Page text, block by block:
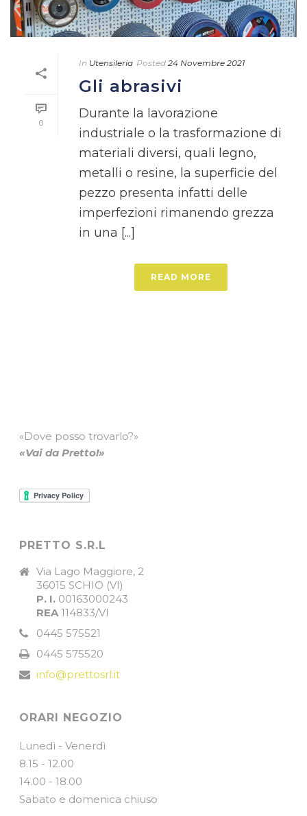
0
In Utensileria Posted 24 Novembre 2021
Gli abrasivi
Durante la lavorazione
industriale o la trasformazione di
materiali diversi, quali legno,
metalli o resine, la superficie del
pezzo presenta infatti delle
imperfezioni rimanendo grezza
in una [...]
READ MORE
«Dove posso trovarlo?»
«Vai da Pretto!»
PRETTO S.R.L
Via Lago Maggiore, 2
36015 SCHIO (VI)
P. I. 00163000243
REA114833/VI
0445 575521
0445 575520
info@prettosrl.it
ORARI NEGOZIO
Lunedì - Venerdì
8.15 - 12.00
14.00 - 18.00
Sabato e domenica chiuso